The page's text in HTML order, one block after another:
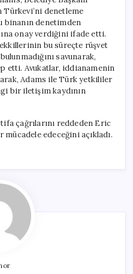
Türkevi’ni denetleme
binanın denetimden
onay verdiğini ifade etti.
bu süreçte rüşvet
savunarak,
etti. Avukatlar, iddianamenin
Adams ile Türk yetkililer
bir iletişim kaydının
çağrılarını reddeden Eric
edeceğini açıkladı.